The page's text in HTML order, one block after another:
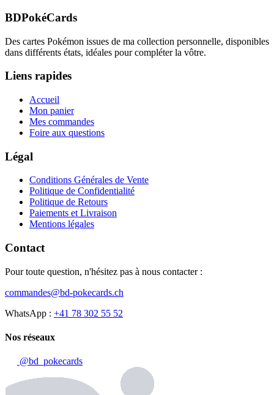
BDPokéCards
Des cartes Pokémon issues de ma collection personnelle, disponibles
dans différents états, idéales pour compléter la vôtre.
Liens rapides
Accueil
Mon panier
Mes commandes
Foire aux questions
Légal
Conditions Générales de Vente
Politique de Confidentialité
Politique de Retours
Paiements et Livraison
Mentions légales
Contact
Pour toute question, n'hésitez pas à nous contacter :
commandes@bd-pokecards.ch
WhatsApp : +41 78 302 55 52
Nos réseaux
@bd_pokecards